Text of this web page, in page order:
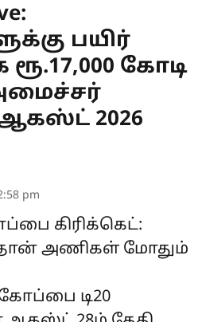
பயிர்
கோடி
2026
pm
கிரிக்கெட்:
அணிகள் மோதும்
டி20